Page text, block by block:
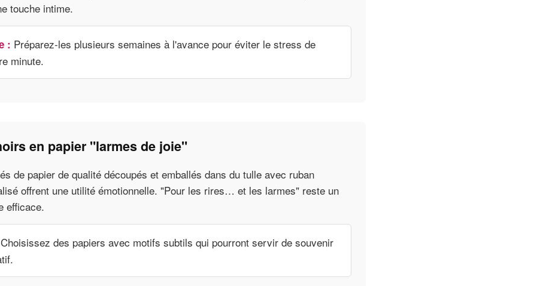
touche intime.
: Préparez-les plusieurs semaines à l'avance pour éviter le stress de
minute.
en papier "larmes de joie"
de papier de qualité découpés et emballés dans du tulle avec ruban
offrent une utilité émotionnelle. "Pour les rires… et les larmes" reste un
efficace.
Choisissez des papiers avec motifs subtils qui pourront servir de souvenir